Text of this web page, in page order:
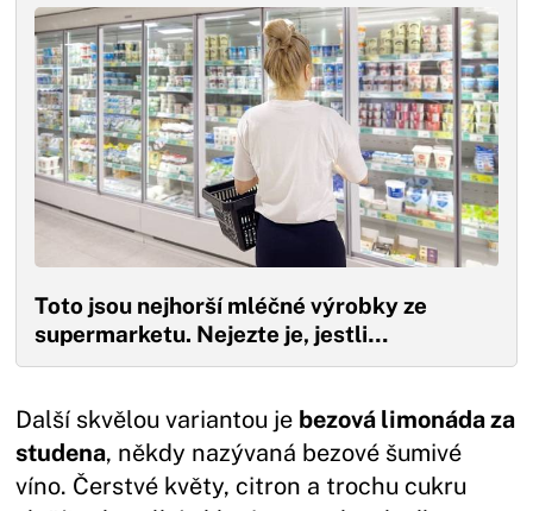
Toto jsou nejhorší mléčné výrobky ze
supermarketu. Nejezte je, jestli…
Další skvělou variantou je bezová limonáda za
studena, někdy nazývaná bezové šumivé
víno. Čerstvé květy, citron a trochu cukru